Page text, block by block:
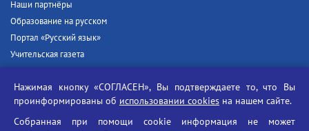
Наши партнёры
Образование на русском
Портал «Русский язык»
Учительская газета
Единый портал государственных услуг
Противодействие угрозам информационной безопасности
Нажимая кнопку «СОГЛАСЕН», Вы подтверждаете то, что Вы
проинформированы об использовании cookies на нашем сайте.
Собранная при помощи cookie информация не может